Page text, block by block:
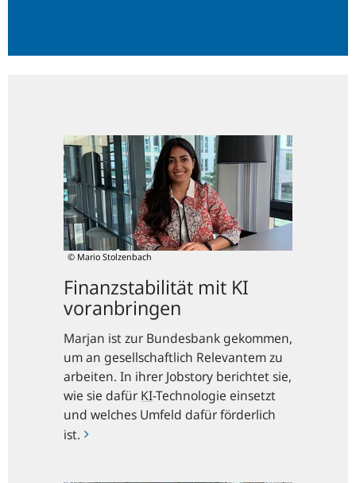
© Mario Stolzenbach
Finanzstabilität mit KI
voranbringen
Marjan ist zur Bundesbank gekommen,
um an gesellschaftlich Relevantem zu
arbeiten. In ihrer Jobstory berichtet sie,
wie sie dafür KI-Technologie einsetzt
und welches Umfeld dafür förderlich
ist.
mit
KI
voranbringen